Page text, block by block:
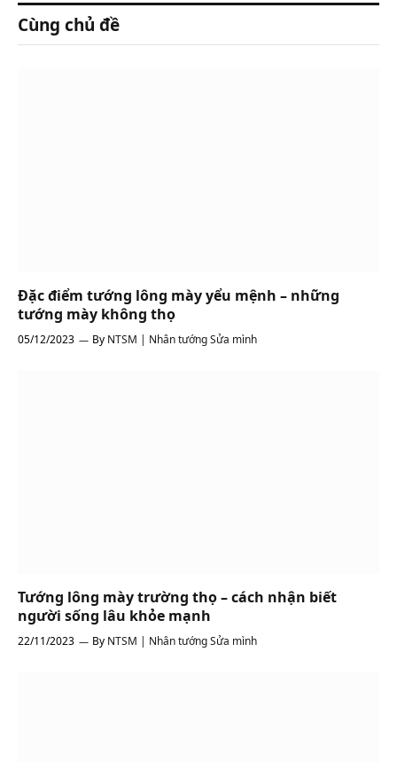
Cùng chủ đề
Đặc điểm tướng lông mày yểu mệnh – những
tướng mày không thọ
05/12/2023 By NTSM | Nhân tướng Sửa mình
Tướng lông mày trường thọ – cách nhận biết
người sống lâu khỏe mạnh
22/11/2023 By NTSM | Nhân tướng Sửa mình